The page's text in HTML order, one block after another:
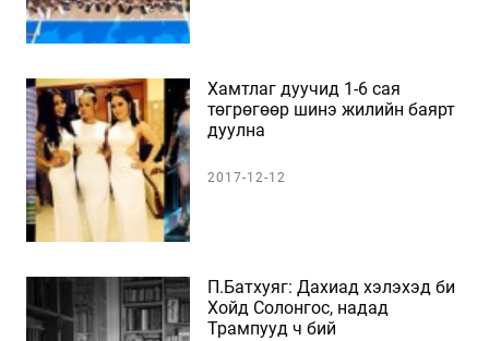
Хамтлаг дуучид 1-6 сая
төгрөгөөр шинэ жилийн баярт
дуулна
2017-12-12
П.Батхуяг: Дахиад хэлэхэд би
Хойд Солонгос, надад
Трампууд ч бий